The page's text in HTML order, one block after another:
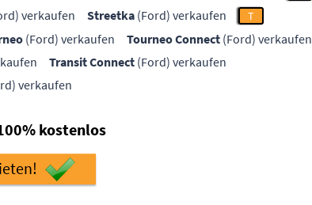
verkaufen Streetka (Ford) verkaufen T
(Ford) verkaufen Tourneo Connect (Ford) verkaufen
Transit Connect (Ford) verkaufen
verkaufen
kostenlos